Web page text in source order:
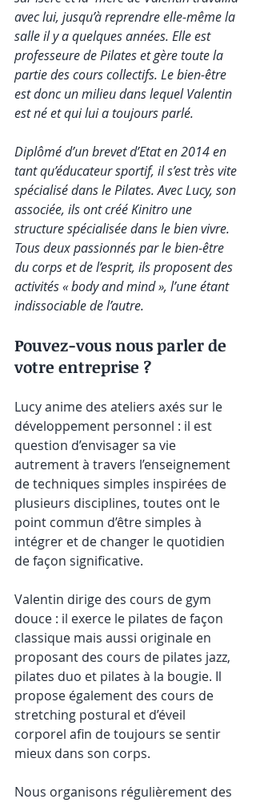
avec lui, jusqu’à reprendre elle-même la
salle il y a quelques années. Elle est
professeure de Pilates et gère toute la
partie des cours collectifs. Le bien-être
est donc un milieu dans lequel Valentin
est né et qui lui a toujours parlé.
Diplômé d’un brevet d’Etat en 2014 en
tant qu’éducateur sportif, il s’est très vite
spécialisé dans le Pilates. Avec Lucy, son
associée, ils ont créé Kinitro une
structure spécialisée dans le bien vivre.
Tous deux passionnés par le bien-être
du corps et de l’esprit, ils proposent des
activités « body and mind », l’une étant
indissociable de l’autre.
Pouvez-vous nous parler de
votre entreprise ?
Lucy anime des ateliers axés sur le
développement personnel : il est
question d’envisager sa vie
autrement à travers l’enseignement
de techniques simples inspirées de
plusieurs disciplines, toutes ont le
point commun d’être simples à
intégrer et de changer le quotidien
de façon significative.
Valentin dirige des cours de gym
douce : il exerce le pilates de façon
classique mais aussi originale en
proposant des cours de pilates jazz,
pilates duo et pilates à la bougie. Il
propose également des cours de
stretching postural et d’éveil
corporel afin de toujours se sentir
mieux dans son corps.
Nous organisons régulièrement des